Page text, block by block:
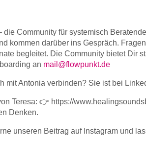
die Community für systemisch
kommen darüber ins Gespräch.
begleitet. Die Community bietet Dir
an mail@flowpunkt.de
mit Antonia verbinden? Sie ist bei
Teresa: 👉 https://
Denken.
unseren Beitrag auf Instagram und